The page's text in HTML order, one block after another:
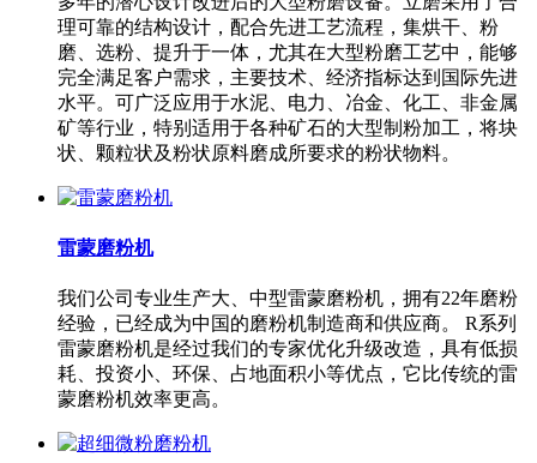
理可靠的结构设计，配合先进工艺流程，集烘干、粉
磨、选粉、提升于一体，尤其在大型粉磨工艺中，能够
完全满足客户需求，主要技术、经济指标达到国际先进
水平。可广泛应用于水泥、电力、冶金、化工、非金属
矿等行业，特别适用于各种矿石的大型制粉加工，将块
状、颗粒状及粉状原料磨成所要求的粉状物料。
雷蒙磨粉机
我们公司专业生产大、中型雷蒙磨粉机，拥有22年磨粉
经验，已经成为中国的磨粉机制造商和供应商。 R系列
雷蒙磨粉机是经过我们的专家优化升级改造，具有低损
耗、投资小、环保、占地面积小等优点，它比传统的雷
蒙磨粉机效率更高。